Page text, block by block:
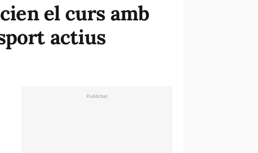
el curs amb
actius